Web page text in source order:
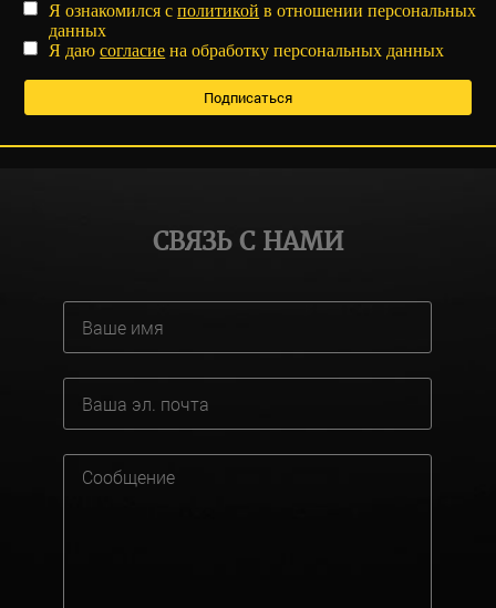
Я ознакомился сполитикой в отношении персональных
данных
Я даюсогласие на обработку персональных данных
СВЯЗЬ С НАМИ